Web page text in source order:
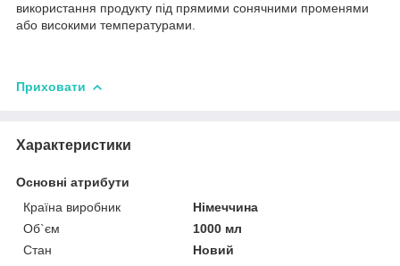
використання продукту під прямими сонячними променями
або високими температурами.
Приховати
Характеристики
Основні атрибути
Країна виробник
Німеччина
Об`єм
1000 мл
Стан
Новий